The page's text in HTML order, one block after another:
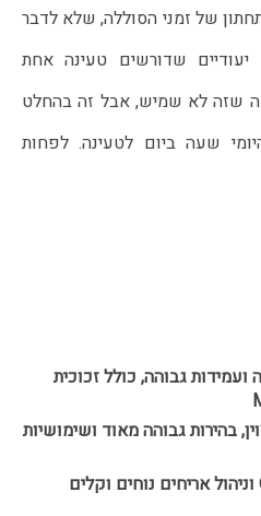
על השוואה לשעוני ספורט יעודיים שדורשים טעינה אחת
דורש לזכור להכניס ללו"ז היומי שעה ביום לטעינה. לפחות
עיצוב איכותי, בנייה חזקה ועמידות גבוהה, כולל זכוכית
מסך Super Amoled מצוין, בהירות גבוהה מאוד ושימושיות